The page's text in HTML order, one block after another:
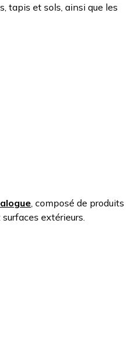
tapis et sols, ainsi que les
, composé de produits
extérieurs.